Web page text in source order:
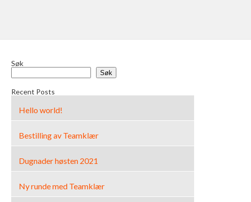
Søk
Søk
Recent Posts
Hello world!
Bestilling av Teamklær
Dugnader høsten 2021
Ny runde med Teamklær